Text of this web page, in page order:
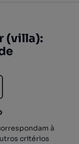
(villa):
à
critérios